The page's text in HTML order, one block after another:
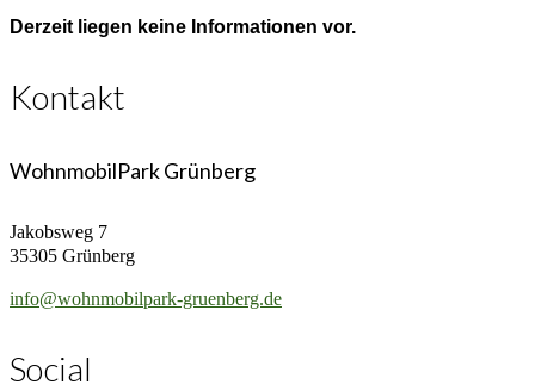
Derzeit liegen keine Informationen vor.
Kontakt
WohnmobilPark Grünberg
Jakobsweg 7
35305 Grünberg
info@wohnmobilpark-gruenberg.de
Social